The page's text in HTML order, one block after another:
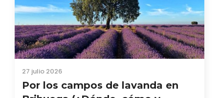
27 julio 2026
Por los campos de lavanda en